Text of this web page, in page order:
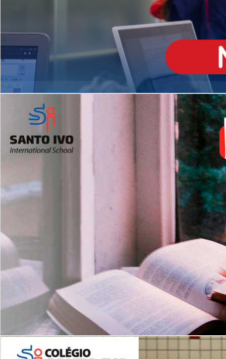
Matrículas Abertas 2026
Leituras Literárias
MÉDIO
igh School
Dupla Diplomação
2º AO 5º ANO FUNDAMENTAL
es
Com imersão Bilingue - Anos
Finais
6º AO 9º ANO FUNDAMENTAL
Inglês: Turmas Reduzidas
(Proficiência)